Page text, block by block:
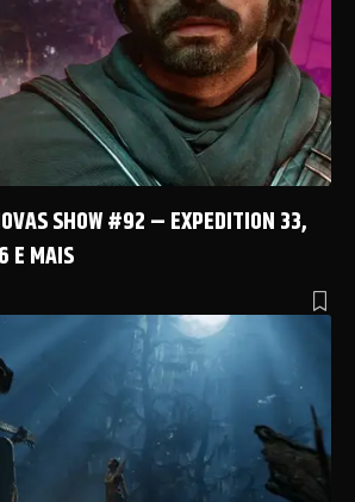
SHOW #92 – EXPEDITION 33,
E MAIS